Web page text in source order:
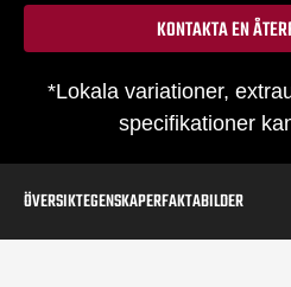
KONTAKTA EN
*Lokala variationer,
specifikationer
ÖVERSIKTEGENSKAPERFAKTABILDER